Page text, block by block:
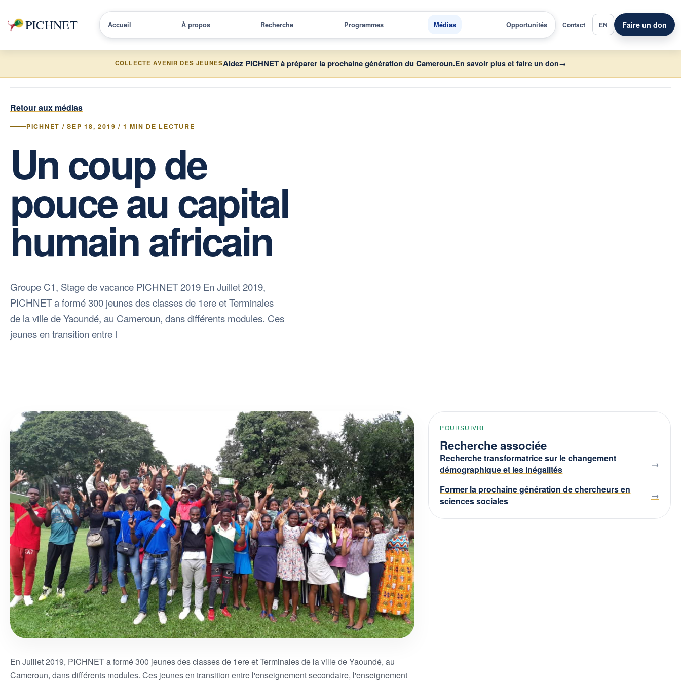
PICHNET Accueil À propos Recherche Programmes Médias Opportunités Contact EN Faire un don
COLLECTE AVENIR DES JEUNESAidez PICHNET à préparer la prochaine génération du Cameroun.En savoir plus et faire un don→
Retour aux médias
PICHNET / SEP 18, 2019 / 1 MIN DE LECTURE
Un coup de
pouce au capital
humain africain
Groupe C1, Stage de vacance PICHNET 2019 En Juillet 2019,
PICHNET a formé 300 jeunes des classes de 1ere et Terminales
de la ville de Yaoundé, au Cameroun, dans différents modules. Ces
jeunes en transition entre l
En Juillet 2019, PICHNET a formé 300 jeunes des classes de 1ere et Terminales de la ville de Yaoundé, au
Cameroun, dans différents modules. Ces jeunes en transition entre l'enseignement secondaire, l'enseignement
POURSUIVRE
Recherche associée
Recherche transformatrice sur le changement
démographique et les inégalités
Former la prochaine génération de chercheurs en
sciences sociales